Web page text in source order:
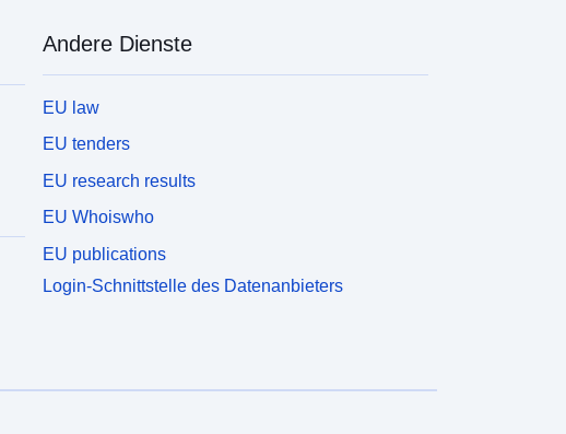
Andere Dienste
EU law
EU tenders
EU research results
EU Whoiswho
EU publications
Login-Schnittstelle des Datenanbieters